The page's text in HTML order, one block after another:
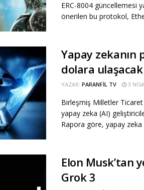
ERC-8004 güncellemesi
önerilen bu protokol,
Yapay zekanın
dolara ulaşacak
YAZAR: PARANFIL TV 3
Birleşmiş Milletler Ticaret
yapay zeka (AI)
Rapora göre, yapay zeka
Elon Musk’tan
Grok 3